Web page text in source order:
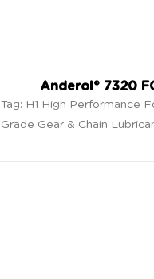
Anderol® 7320
Tag: H1 High Performance
Grade Gear & Chain